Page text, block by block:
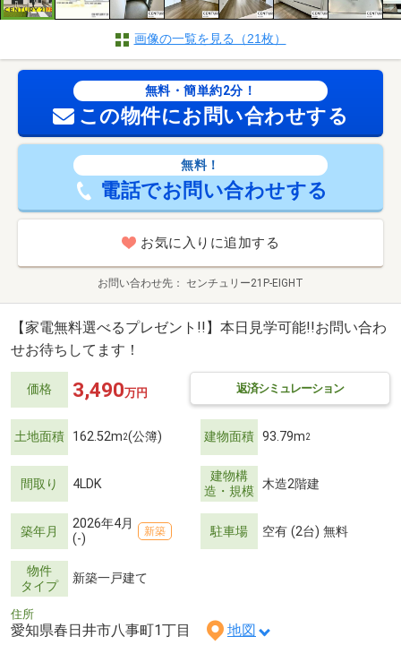
画像の一覧を見る（21枚）
無料・簡単約2分！
この物件にお問い合わせする
無料！
電話でお問い合わせする
お気に入りに追加する
お問い合わせ先 センチュリー21P-EIGHT
【家電無料選べるプレゼント!!】本日見学可能!!お問い合わ
せお待ちしてます！
価格 返済シミュレーション
3,490万円
土地面積 162.52m2(公簿) 建物面積 93.79m2
間取り 4LDK
建物構
造・規模 木造2階建
築年月
2026年4月
(-)
新築 駐車場 空有 (2台) 無料
物件
タイプ
新築一戸建て
住所
愛知県春日井市八事町1丁目 地図